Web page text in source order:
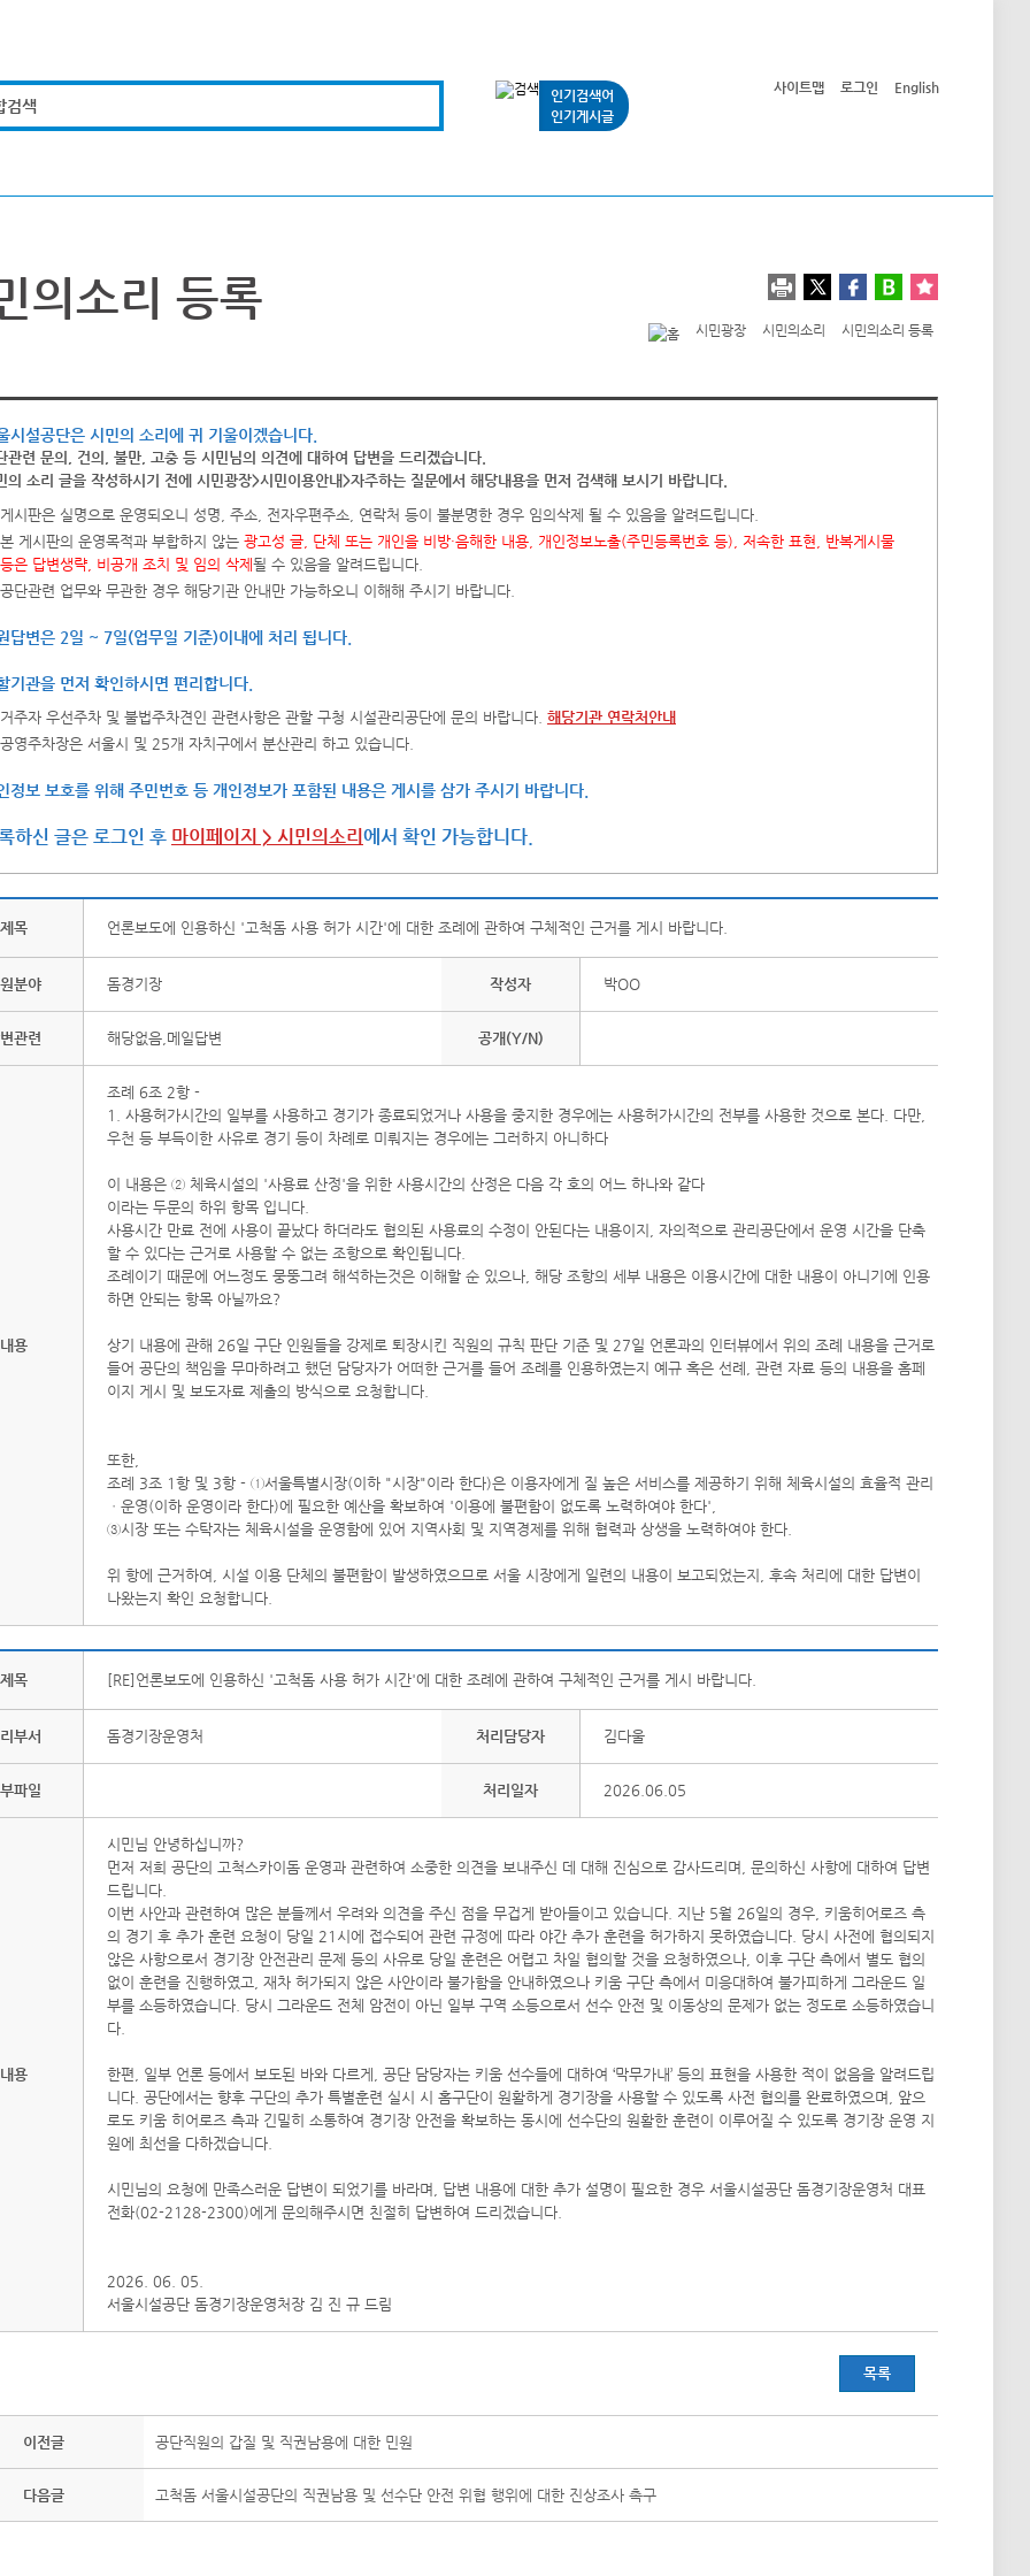
검색
인기검색어
인기게시글
사이트맵 로그인 English
의소리 등록
시민광장 시민의소리 시민의소리 등록
시설공단은 시민의 소리에 귀 기울이겠습니다.
관련 문의, 건의, 불만, 고충 등 시민님의 의견에 대하여 답변을 드리겠습니다.
의 소리 글을 작성하시기 전에 시민광장>시민이용안내>자주하는 질문에서 해당내용을 먼저 검색해 보시기 바랍니다.
게시판은 실명으로 운영되오니 성명, 주소, 전자우편주소, 연락처 등이 불분명한 경우 임의삭제 될 수 있음을 알려드립니다.
본 게시판의 운영목적과 부합하지 않는 광고성 글, 단체 또는 개인을 비방·음해한 내용, 개인정보노출(주민등록번호 등), 저속한 표현, 반복게시물
등은 답변생략, 비공개 조치 및 임의 삭제 될 수 있음을 알려드립니다.
공단관련 업무와 무관한 경우 해당기관 안내만 가능하오니 이해해 주시기 바랍니다.
답변은 2일 ~ 7일(업무일 기준)이내에 처리 됩니다.
기관을 먼저 확인하시면 편리합니다.
거주자 우선주차 및 불법주차견인 관련사항은 관할 구청 시설관리공단에 문의 바랍니다. 해당기관 연락처안내
공영주차장은 서울시 및 25개 자치구에서 분산관리 하고 있습니다.
정보 보호를 위해 주민번호 등 개인정보가 포함된 내용은 게시를 삼가 주시기 바랍니다.
하신 글은 로그인 후 마이페이지 > 시민의소리 에서 확인 가능합니다.
제목 언론보도에 인용하신 '고척돔 사용 허가 시간'에 대한 조례에 관하여 구체적인 근거를 게시 바랍니다.
분야 돔경기장 작성자 박OO
관련 해당없음,메일답변 공개(Y/N)
내용
조례 6조 2항 -
1. 사용허가시간의 일부를 사용하고 경기가 종료되었거나 사용을 중지한 경우에는 사용허가시간의 전부를 사용한 것으로 본다. 다만,
우천 등 부득이한 사유로 경기 등이 차례로 미뤄지는 경우에는 그러하지 아니하다
이 내용은 ② 체육시설의 '사용료 산정'을 위한 사용시간의 산정은 다음 각 호의 어느 하나와 같다
이라는 두문의 하위 항목 입니다.
사용시간 만료 전에 사용이 끝났다 하더라도 협의된 사용료의 수정이 안된다는 내용이지, 자의적으로 관리공단에서 운영 시간을 단축
할 수 있다는 근거로 사용할 수 없는 조항으로 확인됩니다.
조례이기 때문에 어느정도 뭉뚱그려 해석하는것은 이해할 순 있으나, 해당 조항의 세부 내용은 이용시간에 대한 내용이 아니기에 인용
하면 안되는 항목 아닐까요?
상기 내용에 관해 26일 구단 인원들을 강제로 퇴장시킨 직원의 규칙 판단 기준 및 27일 언론과의 인터뷰에서 위의 조례 내용을 근거로
들어 공단의 책임을 무마하려고 했던 담당자가 어떠한 근거를 들어 조례를 인용하였는지 예규 혹은 선례, 관련 자료 등의 내용을 홈페
이지 게시 및 보도자료 제출의 방식으로 요청합니다.
또한,
조례 3조 1항 및 3항 - ①서울특별시장(이하 "시장"이라 한다)은 이용자에게 질 높은 서비스를 제공하기 위해 체육시설의 효율적 관리
ㆍ운영(이하 운영이라 한다)에 필요한 예산을 확보하여 '이용에 불편함이 없도록 노력하여야 한다',
③시장 또는 수탁자는 체육시설을 운영함에 있어 지역사회 및 지역경제를 위해 협력과 상생을 노력하여야 한다.
위 항에 근거하여, 시설 이용 단체의 불편함이 발생하였으므로 서울 시장에게 일련의 내용이 보고되었는지, 후속 처리에 대한 답변이
나왔는지 확인 요청합니다.
제목 [RE]언론보도에 인용하신 '고척돔 사용 허가 시간'에 대한 조례에 관하여 구체적인 근거를 게시 바랍니다.
부서 돔경기장운영처 처리담당자 김다울
파일 처리일자 2026.06.05
내용
시민님 안녕하십니까?
먼저 저희 공단의 고척스카이돔 운영과 관련하여 소중한 의견을 보내주신 데 대해 진심으로 감사드리며, 문의하신 사항에 대하여 답변
드립니다.
이번 사안과 관련하여 많은 분들께서 우려와 의견을 주신 점을 무겁게 받아들이고 있습니다. 지난 5월 26일의 경우, 키움히어로즈 측
의 경기 후 추가 훈련 요청이 당일 21시에 접수되어 관련 규정에 따라 야간 추가 훈련을 허가하지 못하였습니다. 당시 사전에 협의되지
않은 사항으로서 경기장 안전관리 문제 등의 사유로 당일 훈련은 어렵고 차일 협의할 것을 요청하였으나, 이후 구단 측에서 별도 협의
없이 훈련을 진행하였고, 재차 허가되지 않은 사안이라 불가함을 안내하였으나 키움 구단 측에서 미응대하여 불가피하게 그라운드 일
부를 소등하였습니다. 당시 그라운드 전체 암전이 아닌 일부 구역 소등으로서 선수 안전 및 이동상의 문제가 없는 정도로 소등하였습니
다.
한편, 일부 언론 등에서 보도된 바와 다르게, 공단 담당자는 키움 선수들에 대하여 ‘막무가내’ 등의 표현을 사용한 적이 없음을 알려드립
니다. 공단에서는 향후 구단의 추가 특별훈련 실시 시 홈구단이 원활하게 경기장을 사용할 수 있도록 사전 협의를 완료하였으며, 앞으
로도 키움 히어로즈 측과 긴밀히 소통하여 경기장 안전을 확보하는 동시에 선수단의 원활한 훈련이 이루어질 수 있도록 경기장 운영 지
원에 최선을 다하겠습니다.
시민님의 요청에 만족스러운 답변이 되었기를 바라며, 답변 내용에 대한 추가 설명이 필요한 경우 서울시설공단 돔경기장운영처 대표
전화(02-2128-2300)에게 문의해주시면 친절히 답변하여 드리겠습니다.
2026. 06. 05.
서울시설공단 돔경기장운영처장 김 진 규 드림
목록
이전글 공단직원의 갑질 및 직권남용에 대한 민원
다음글 고척돔 서울시설공단의 직권남용 및 선수단 안전 위협 행위에 대한 진상조사 촉구